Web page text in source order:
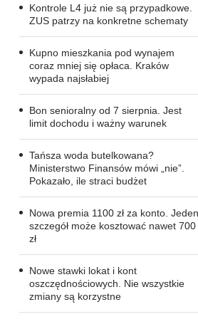
Kontrole L4 już nie są przypadkowe.
ZUS patrzy na konkretne schematy
Kupno mieszkania pod wynajem
coraz mniej się opłaca. Kraków
wypada najsłabiej
Bon senioralny od 7 sierpnia. Jest
limit dochodu i ważny warunek
Tańsza woda butelkowana?
Ministerstwo Finansów mówi „nie”.
Pokazało, ile straci budżet
Nowa premia 1100 zł za konto. Jeden
szczegół może kosztować nawet 700
zł
Nowe stawki lokat i kont
oszczędnościowych. Nie wszystkie
zmiany są korzystne